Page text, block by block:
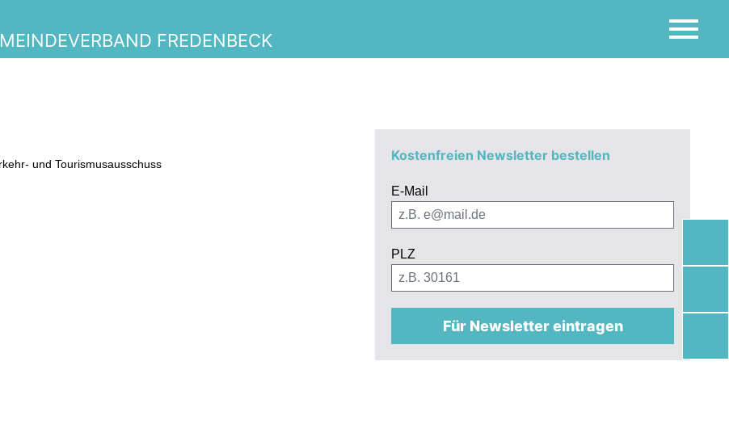
FREDENBECK
Kostenfreien Newsletter bestellen
E-Mail
PLZ
Für Newsletter eintragen
und Tourismusausschuss